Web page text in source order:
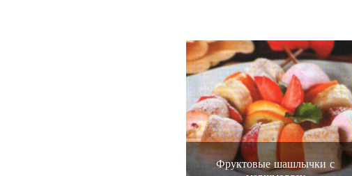
Фруктовые шашлычки с